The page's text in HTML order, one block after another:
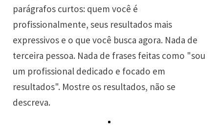
parágrafos curtos: quem você é
profissionalmente, seus resultados mais
expressivos e o que você busca agora. Nada de
terceira pessoa. Nada de frases feitas como "sou
um profissional dedicado e focado em
resultados". Mostre os resultados, não se
descreva.